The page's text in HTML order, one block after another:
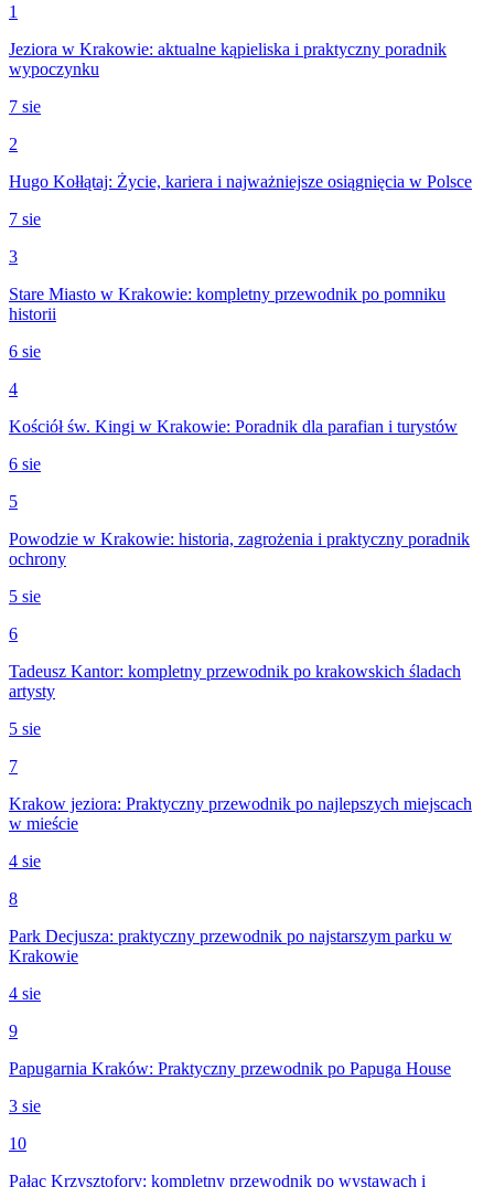
1
Jeziora w Krakowie: aktualne kąpieliska i praktyczny poradnik
wypoczynku
7 sie
2
Hugo Kołłątaj: Życie, kariera i najważniejsze osiągnięcia w Polsce
7 sie
3
Stare Miasto w Krakowie: kompletny przewodnik po pomniku
historii
6 sie
4
Kościół św. Kingi w Krakowie: Poradnik dla parafian i turystów
6 sie
5
Powodzie w Krakowie: historia, zagrożenia i praktyczny poradnik
ochrony
5 sie
6
Tadeusz Kantor: kompletny przewodnik po krakowskich śladach
artysty
5 sie
7
Krakow jeziora: Praktyczny przewodnik po najlepszych miejscach
w mieście
4 sie
8
Park Decjusza: praktyczny przewodnik po najstarszym parku w
Krakowie
4 sie
9
Papugarnia Kraków: Praktyczny przewodnik po Papuga House
3 sie
10
Pałac Krzysztofory: kompletny przewodnik po wystawach i